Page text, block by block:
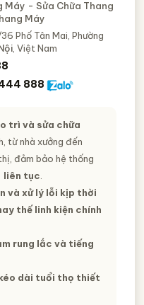
Máy - Sửa Chữa Thang
Máy
Phố Tân Mai, Phường
, Việt Nam
888
trì và sửa chữa
từ nhà xưởng đến
đảm bảo hệ thống
liên tục.
và xử lý lỗi kịp thời
thế linh kiện chính
rung lắc và tiếng
dài tuổi thọ thiết